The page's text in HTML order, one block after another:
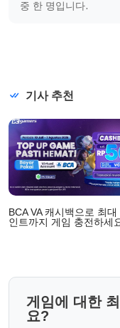
중 한 명입니다.
기사 추천
BCA VA 캐시백으로 최대
인트까지 게임 충전하세
게임에 대한
요?